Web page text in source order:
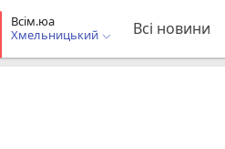
Всім.юа
Хмельницький
Всі новини